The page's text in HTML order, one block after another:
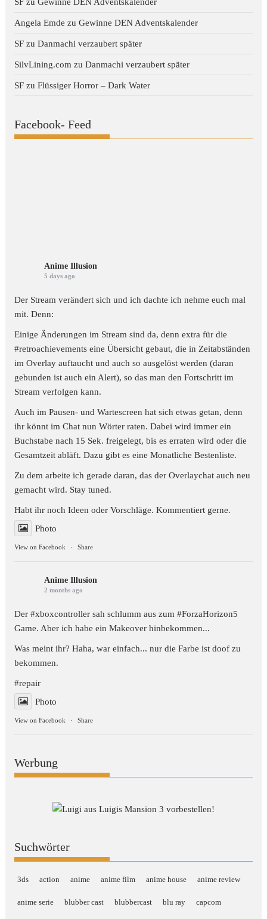
SF zuGewinne DEN Adventskalender
Angela Emde zuGewinne DEN Adventskalender
SF zuDanmachi verzaubert später
SilvLining.com zuDanmachi verzaubert später
SF zuFlüssiger Horror – Dark Water
Facebook- Feed
Anime Illusion
5 days ago
Der Stream verändert sich und ich dachte ich nehme euch mal
mit. Denn:
Einige Änderungen im Stream sind da, denn extra für die
#retroachievements eine Übersicht gebaut, die in Zeitabständen
im Overlay auftaucht und auch so ausgelöst werden (daran
gebunden ist auch ein Alert), so das man den Fortschritt im
Stream verfolgen kann.
Auch im Pausen- und Wartescreen hat sich etwas getan, denn
ihr könnt im Chat nun Wörter raten. Dabei wird immer ein
Buchstabe nach 15 Sek. freigelegt, bis es erraten wird oder die
Gesamtzeit abläft. Dazu gibt es eine Monatliche Bestenliste.
Zu dem arbeite ich gerade daran, das der Overlaychat auch neu
gemacht wird. Stay tuned.
Habt ihr noch Ideen oder Vorschläge. Kommentiert gerne.
Photo
View on Facebook · Share
Anime Illusion
2 months ago
Der #xboxcontroller sah schlumm aus zum#ForzaHorizon5
Game. Aber ich habe ein Makeover hinbekommen...
Was meint ihr? Haha, war einfach... nur die Farbe ist doof zu
bekommen.
#repair
Photo
View on Facebook · Share
Werbung
Suchwörter
3ds action anime anime film anime house anime review
anime serie blubber cast blubbercast blu ray capcom